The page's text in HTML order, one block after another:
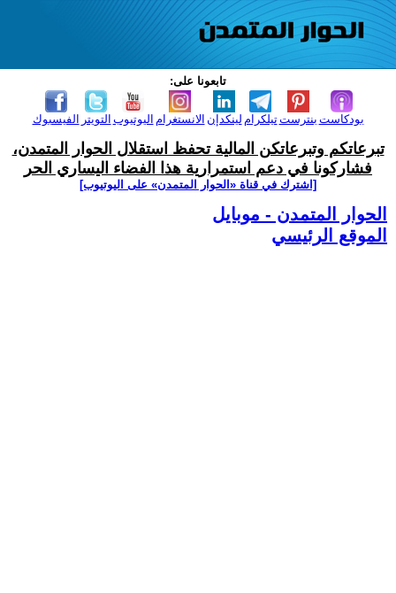
تابعونا على:
الفيسبوك التويتر اليوتيوب الانستغرام لينكدإن تيلكرامبنترست بودكاست
تبرعاتكم وتبرعاتكن المالية تحفظ استقلال الحوار المتمدن،
فشاركونا في دعم استمرارية هذا الفضاء اليساري الحر
[اشترك في قناة ‫«الحوار المتمدن» على اليوتيوب]
الحوار المتمدن - موبايل
الموقع الرئيسي